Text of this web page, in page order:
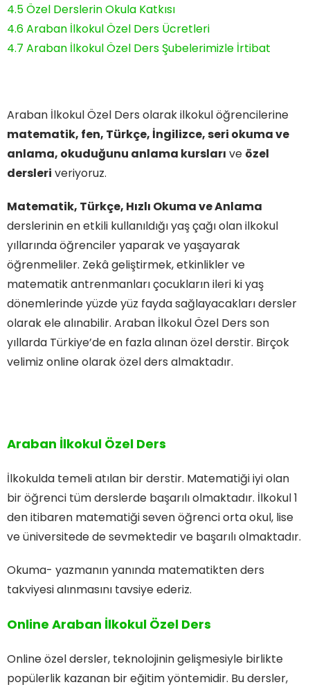
4.5Özel Derslerin Okula Katkısı
4.6Araban İlkokul Özel Ders Ücretleri
4.7 Araban İlkokul Özel Ders Şubelerimizle İrtibat
Araban İlkokul Özel Ders olarak ilkokul öğrencilerine
matematik, fen, Türkçe, İngilizce, seri okuma ve
anlama, okuduğunu anlama kursları ve özel
dersleri veriyoruz.
Matematik, Türkçe, Hızlı Okuma ve Anlama
derslerinin en etkili kullanıldığı yaş çağı olan ilkokul
yıllarında öğrenciler yaparak ve yaşayarak
öğrenmeliler. Zekâ geliştirmek, etkinlikler ve
matematik antrenmanları çocukların ileri ki yaş
dönemlerinde yüzde yüz fayda sağlayacakları dersler
olarak ele alınabilir. Araban İlkokul Özel Ders son
yıllarda Türkiye’de en fazla alınan özel derstir. Birçok
velimiz online olarak özel ders almaktadır.
Araban İlkokul Özel Ders
İlkokulda temeli atılan bir derstir. Matematiği iyi olan
bir öğrenci tüm derslerde başarılı olmaktadır. İlkokul 1
den itibaren matematiği seven öğrenci orta okul, lise
ve üniversitede de sevmektedir ve başarılı olmaktadır.
Okuma- yazmanın yanında matematikten ders
takviyesi alınmasını tavsiye ederiz.
Online Araban İlkokul Özel Ders
Online özel dersler, teknolojinin gelişmesiyle birlikte
popülerlik kazanan bir eğitim yöntemidir. Bu dersler,